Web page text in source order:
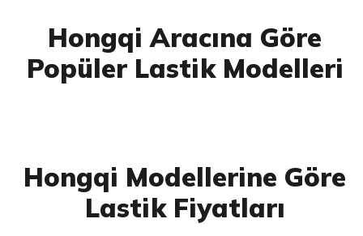
Hongqi Aracına Göre
Popüler Lastik Modelleri
Hongqi Modellerine Göre
Lastik Fiyatları